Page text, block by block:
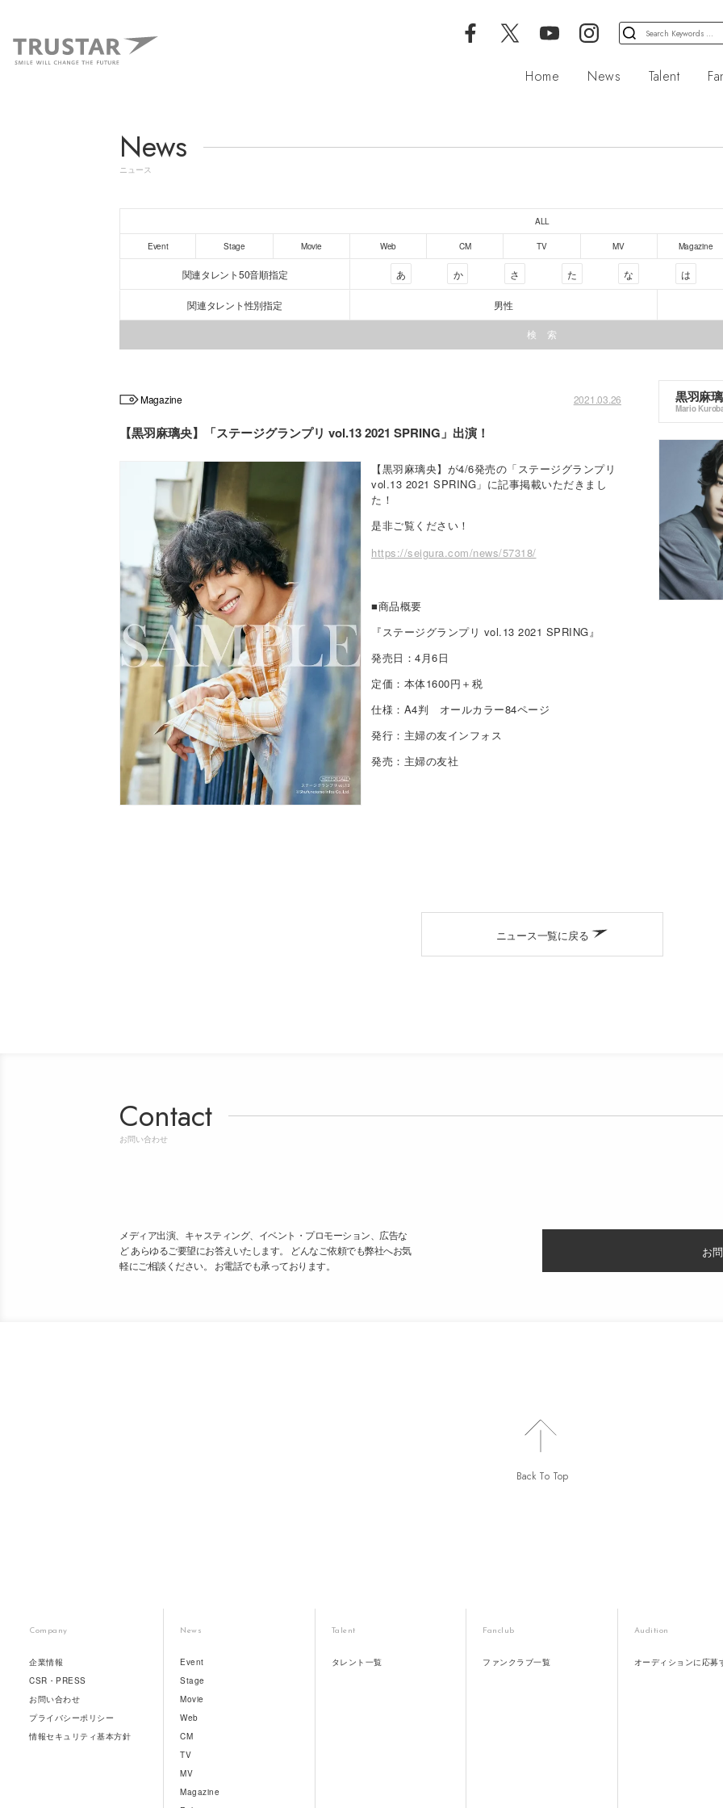
検
索
象:
Home News Talent
News
ニュース
ALL
Event Stage Movie Web CM TV MV Magazine
関連タレント50音順指定 あ か さ た な は
関連タレント性別指定 男性
Magazine 2021.03.26
【黒羽麻璃央】「ステージグランプリ vol.13 2021 SPRING」出演！
【黒羽麻璃央】が4/6発売の「ステージグランプリ
vol.13 2021 SPRING」に記事掲載いただきまし
た！
是非ご覧ください！
https://seigura.com/news/57318/
■商品概要
『ステージグランプリ vol.13 2021 SPRING』
発売日：4月6日
定価：本体1600円＋税
仕様：A4判 オールカラー84ページ
発行：主婦の友インフォス
発売：主婦の友社
黒羽麻
Mario
ニュース一覧に戻る
Contact
お問い合わせ
メディア出演、キャスティング、イベント・プロモーション、広告な
ど あらゆるご要望にお答えいたします。 どんなご依頼でも弊社へお気
軽にご相談ください。 お電話でも承っております。
お
Back To Top
Company
企業情報
CSR・PRESS
お問い合わせ
プライバシーポリシー
情報セキュリティ基本方針
News
Event
Stage
Movie
Web
CM
TV
MV
Magazine
Talent
タレント一覧
Fanclub
ファンクラブ一覧
Audition
オーディションに応募